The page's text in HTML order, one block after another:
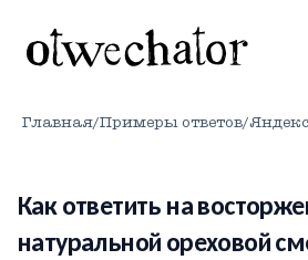
Главная/Примеры ответов/
Как ответить на
натуральной ореховой